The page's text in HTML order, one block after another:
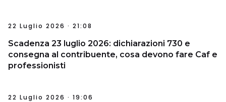
22 Luglio 2026 · 21:08
Scadenza 23 luglio 2026: dichiarazioni 730 e
consegna al contribuente, cosa devono fare Caf e
professionisti
22 Luglio 2026 · 19:06